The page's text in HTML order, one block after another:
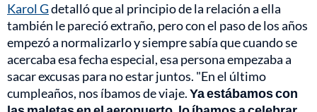
Karol Gdetalló que al principio de la relación a ella
también le pareció extraño, pero con el paso de los años
empezó a normalizarlo y siempre sabía que cuando se
acercaba esa fecha especial, esa persona empezaba a
sacar excusas para no estar juntos. "En el último
cumpleaños, nos íbamos de viaje.Ya estábamos con